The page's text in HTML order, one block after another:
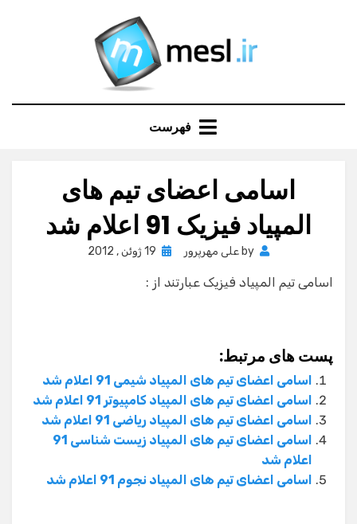
فهرست
اسامی اعضای تیم های
المپیاد فیزیک 91 اعلام شد
by علی مهرپرور
Posted
19 ژوئن , 2012
اسامی تیم المپیاد فیزیک عبارتند از :
پست های مرتبط:
اسامی اعضای تیم های المپیاد شیمی 91 اعلام شد
اسامی اعضای تیم های المپیاد کامپیوتر 91 اعلام شد
اسامی اعضای تیم های المپیاد ریاضی 91 اعلام شد
اسامی اعضای تیم های المپیاد زیست شناسی 91
اعلام شد
اسامی اعضای تیم های المپیاد نجوم 91 اعلام شد